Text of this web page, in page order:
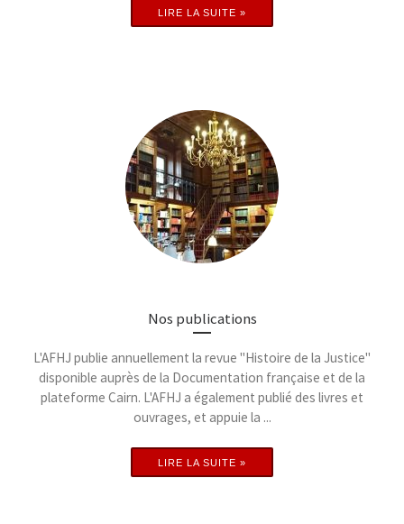
LIRE LA SUITE »
Nos publications
L'AFHJ publie annuellement la revue "Histoire de la Justice"
disponible auprès de la Documentation française et de la
plateforme Cairn. L'AFHJ a également publié des livres et
ouvrages, et appuie la ...
LIRE LA SUITE »